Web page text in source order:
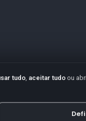
tudo, aceitar tudo ou